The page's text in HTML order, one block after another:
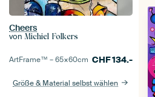
Cheers
von Michiel Folkers
ArtFrame™ –65×60cm CHF134.-
Größe & Material selbst wählen